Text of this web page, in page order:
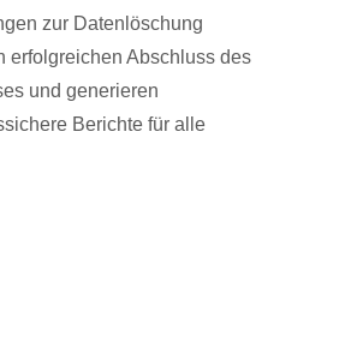
zur Datenlöschung
erfolgreichen Abschluss des
und generieren
Berichte für alle